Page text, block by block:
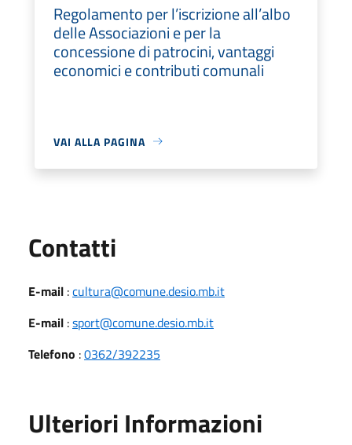
Regolamento per l’iscrizione all’albo
delle Associazioni e per la
concessione di patrocini, vantaggi
economici e contributi comunali
VAI ALLA PAGINA
Contatti
E-mail :cultura@comune.desio.mb.it
E-mail :sport@comune.desio.mb.it
Telefono :0362/392235
Ulteriori Informazioni